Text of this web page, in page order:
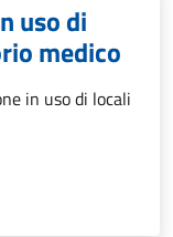
uso di
medico
in uso di locali